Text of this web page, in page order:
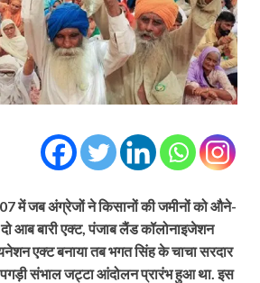
में जब अंग्रेजों ने किसानों की जमीनों को औने-
आब बारी एक्ट, पंजाब लैंड कॉलोनाइजेशन
एक्ट बनाया तब भगत सिंह के चाचा सरदार
संभाल जट्टा आंदोलन प्रारंभ हुआ था. इस